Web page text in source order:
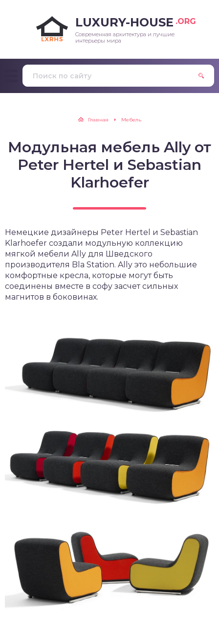
LUXURY-HOUSE .ORG
Современная архитектура и лучшие
интерьеры мира
Главная Мебель
Модульная мебель Ally от
Peter Hertel и Sebastian
Klarhoefer
Немецкие дизайнеры Peter Hertel и Sebastian
Klarhoefer создали модульную коллекцию
мягкой мебели Ally для Шведского
производителя Bla Station. Ally это небольшие
комфортные кресла, которые могут быть
соединены вместе в софу засчет сильных
магнитов в боковинах.